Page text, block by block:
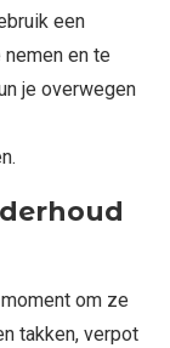
een
en te
je overwegen
om ze
takken, verpot